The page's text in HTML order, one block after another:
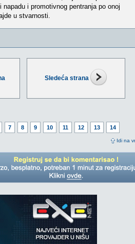
Sledeća strana
7 8 9 10 11 12 13
14
Idi na
i promotivnog pentranja po onoj
u stvarnosti.